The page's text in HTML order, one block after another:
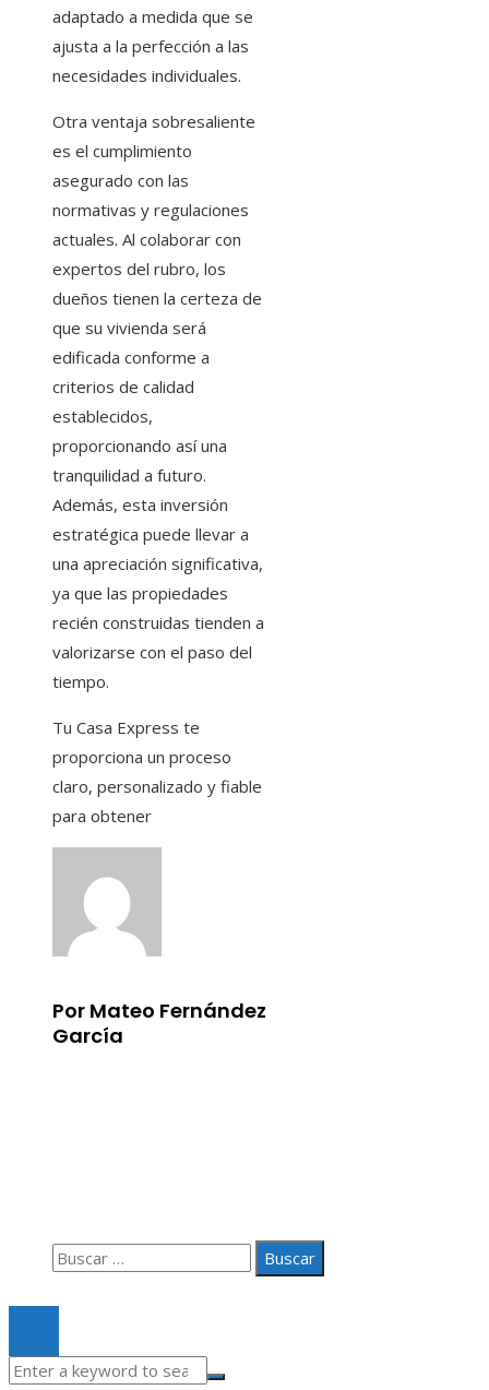
adaptado a medida que se
ajusta a la perfección a las
necesidades individuales.
Otra ventaja sobresaliente
es el cumplimiento
asegurado con las
normativas y regulaciones
actuales. Al colaborar con
expertos del rubro, los
dueños tienen la certeza de
que su vivienda será
edificada conforme a
criterios de calidad
establecidos,
proporcionando así una
tranquilidad a futuro.
Además, esta inversión
estratégica puede llevar a
una apreciación significativa,
ya que las propiedades
recién construidas tienden a
valorizarse con el paso del
tiempo.
Tu Casa Express te
proporciona un proceso
claro, personalizado y fiable
para obtener
Por Mateo Fernández
García
Buscar: